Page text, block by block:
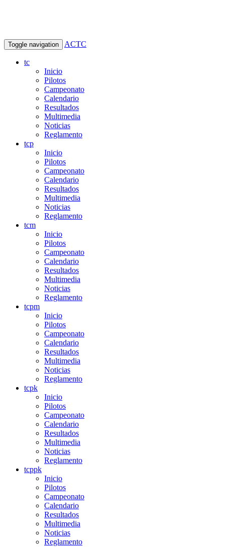
Toggle navigation ACTC
tc
Inicio
Pilotos
Campeonato
Calendario
Resultados
Multimedia
Noticias
Reglamento
tcp
Inicio
Pilotos
Campeonato
Calendario
Resultados
Multimedia
Noticias
Reglamento
tcm
Inicio
Pilotos
Campeonato
Calendario
Resultados
Multimedia
Noticias
Reglamento
tcpm
Inicio
Pilotos
Campeonato
Calendario
Resultados
Multimedia
Noticias
Reglamento
tcpk
Inicio
Pilotos
Campeonato
Calendario
Resultados
Multimedia
Noticias
Reglamento
tcppk
Inicio
Pilotos
Campeonato
Calendario
Resultados
Multimedia
Noticias
Reglamento